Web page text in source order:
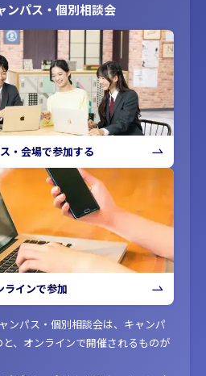
ンパス・個別相談会
・会場で参加する
ラインで参加
ンパス・個別相談会は、キャンパ
、オンラインで開催されるものが